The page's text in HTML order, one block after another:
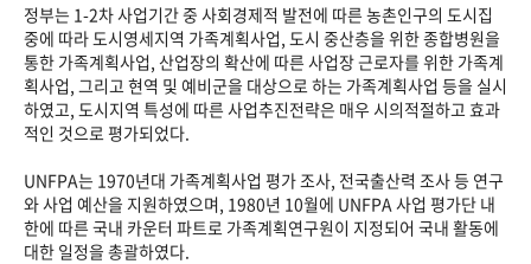
정부는 1-2차 사업기간 중 사회경제적 발전에 따른 농촌인구의 도시집
중에 따라 도시영세지역 가족계획사업, 도시 중산층을 위한 종합병원을
통한 가족계획사업, 산업장의 확산에 따른 사업장 근로자를 위한 가족계
획사업, 그리고 현역 및 예비군을 대상으로 하는 가족계획사업 등을 실시
하였고, 도시지역 특성에 따른 사업추진전략은 매우 시의적절하고 효과
적인 것으로 평가되었다.
UNFPA는 1970년대 가족계획사업 평가 조사, 전국출산력 조사 등 연구
와 사업 예산을 지원하였으며, 1980년 10월에 UNFPA 사업 평가단 내
한에 따른 국내 카운터 파트로 가족계획연구원이 지정되어 국내 활동에
대한 일정을 총괄하였다.